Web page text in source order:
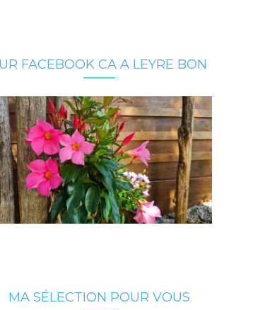
FACEBOOK CA A LEYRE BON
MA SÉLECTION POUR VOUS